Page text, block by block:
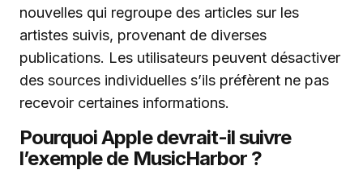
nouvelles qui regroupe des articles sur les
artistes suivis, provenant de diverses
publications. Les utilisateurs peuvent désactiver
des sources individuelles s’ils préfèrent ne pas
recevoir certaines informations.
Pourquoi Apple devrait-il suivre
l’exemple de MusicHarbor ?